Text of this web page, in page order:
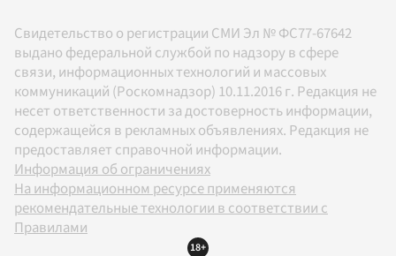
Свидетельство о регистрации СМИ Эл № ФС77-67642
выдано федеральной службой по надзору в сфере
связи, информационных технологий и массовых
коммуникаций (Роскомнадзор) 10.11.2016 г. Редакция не
несет ответственности за достоверность информации,
содержащейся в рекламных объявлениях. Редакция не
предоставляет справочной информации.
Информация об ограничениях
На информационном ресурсе применяются
рекомендательные технологии в соответствии с
Правилами
18+